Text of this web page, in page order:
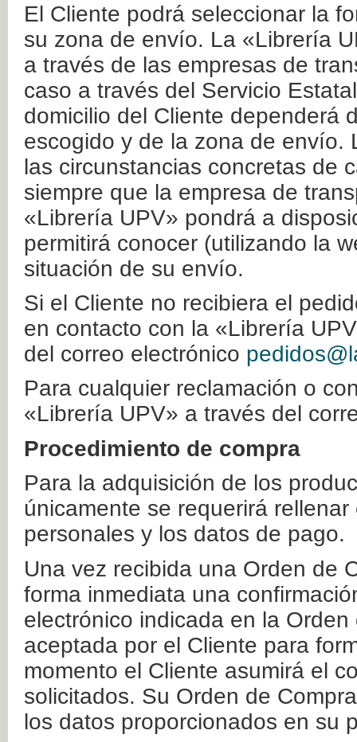
El Cliente podrá seleccionar la
su zona de envío. La «Librería
a través de las empresas de
caso a través del Servicio
domicilio del Cliente dependerá
escogido y de la zona de envío.
las circunstancias concretas de
siempre que la empresa de
«Librería UPV» pondrá a
permitirá conocer (utilizando la
situación de su envío.
Si el Cliente no recibiera el
en contacto con la «Librería
del correo electrónico
Para cualquier reclamación o
«Librería UPV» a través del
Procedimiento de compra
Para la adquisición de los
únicamente se requerirá
personales y los datos de pago.
Una vez recibida una Orden de
forma inmediata una
electrónico indicada en la
aceptada por el Cliente para
momento el Cliente asumirá el
solicitados. Su Orden de
los datos proporcionados en su